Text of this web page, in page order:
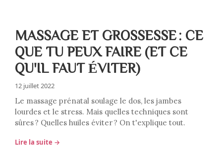
MASSAGE ET GROSSESSE : CE
QUE TU PEUX FAIRE (ET CE
QU'IL FAUT ÉVITER)
12 juillet 2022
Le massage prénatal soulage le dos, les jambes
lourdes et le stress. Mais quelles techniques sont
sûres ? Quelles huiles éviter ? On t'explique tout.
Lire la suite →